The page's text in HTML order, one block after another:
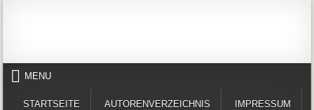
MENU
STARTSEITE AUTORENVERZEICHNIS IMPRESSUM